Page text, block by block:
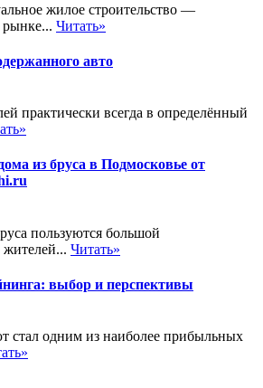
жилое строительство —
Читать»
авто
практически всегда в определённый
из бруса в Подмосковье от
пользуются большой
жителей... Читать»
выбор и перспективы
стал одним из наиболее прибыльных